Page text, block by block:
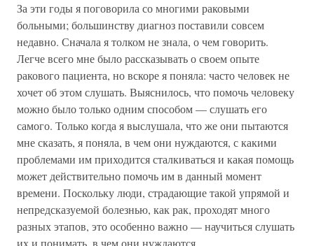
За эти годы я поговорила со многими раковыми
больными; большинству диагноз поставили совсем
недавно. Сначала я толком не знала, о чем говорить.
Легче всего мне было рассказывать о своем опыте
ракового пациента, но вскоре я поняла: часто человек не
хочет об этом слушать. Выяснилось, что помочь человеку
можно было только одним способом — слушать его
самого. Только когда я выслушала, что же они пытаются
мне сказать, я поняла, в чем они нуждаются, с какими
проблемами им приходится сталкиваться и какая помощь
может действительно помочь им в данный момент
времени. Поскольку люди, страдающие такой упрямой и
непредсказуемой болезнью, как рак, проходят много
разных этапов, это особенно важно — научиться слушать
их и понимать, в чем они нуждаются.